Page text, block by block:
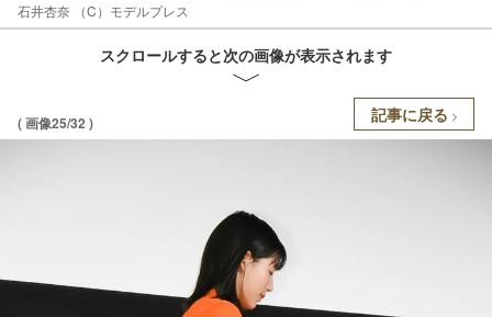
石井杏奈 （C）モデルプレス
スクロールすると次の画像が表示されます
( 画像25/32 ) 記事に戻る